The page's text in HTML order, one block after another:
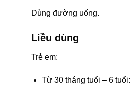
Dùng đường uống.
Liều dùng
Trẻ em:
Từ 30 tháng tuổi – 6 tuổi: